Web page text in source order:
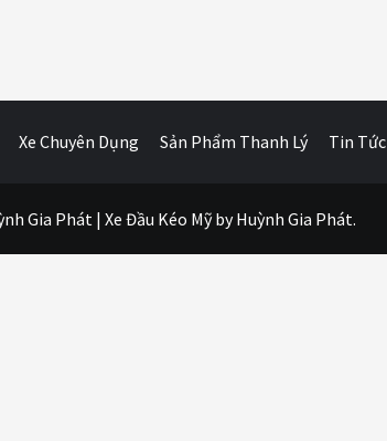
Xe Chuyên Dụng Sản Phẩm Thanh Lý Tin Tức
Gia Phát | Xe Đầu Kéo Mỹby Huỳnh Gia Phát.